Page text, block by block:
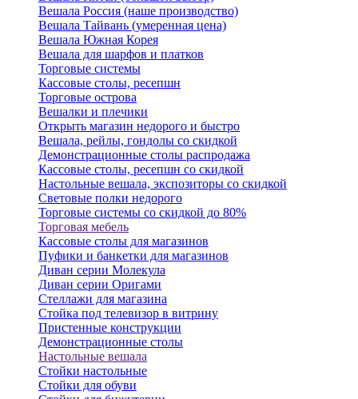
Вешала Россия (наше производство)
Вешала Тайвань (умеренная цена)
Вешала Южная Корея
Вешала для шарфов и платков
Торговые системы
Кассовые столы, ресепшн
Торговые острова
Вешалки и плечики
Открыть магазин недорого и быстро
Вешала, рейлы, гондолы со скидкой
Демонстрационные столы распродажа
Кассовые столы, ресепшн со скидкой
Настольные вешала, экспозиторы со скидкой
Световые полки недорого
Торговые системы со скидкой до 80%
Торговая мебель
Кассовые столы для магазинов
Пуфики и банкетки для магазинов
Диван серии Молекула
Диван серии Оригами
Стеллажи для магазина
Стойка под телевизор в витрину
Пристенные конструкции
Демонстрационные столы
Настольные вешала
Стойки настольные
Стойки для обуви